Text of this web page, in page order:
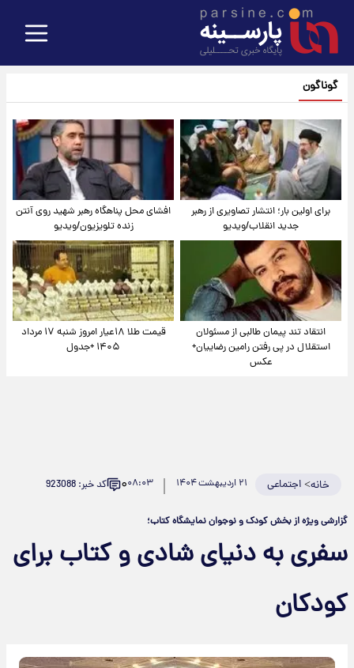
گوناگون
برای اولین بار؛ انتشار تصاویری از رهبر
جدید انقلاب/ویدیو
افشای محل پناهگاه‌ رهبر شهید روی آنتن
زنده تلویزیون/ویدیو
انتقاد تند پیمان طالبی از مسئولان
استقلال در پی رفتن رامین رضاییان+
عکس
قیمت طلا ۱۸عیار امروز شنبه ۱۷ مرداد
۱۴۰۵ +جدول
خانه>اجتماعی ۲۱ اردیبهشت ۱۴۰۴ ۰۸:۰۳۰ کد خبر: 923088
گزارشی ویژه از بخش کودک و نوجوان نمایشگاه کتاب؛
سفری به دنیای شادی و کتاب برای
کودکان